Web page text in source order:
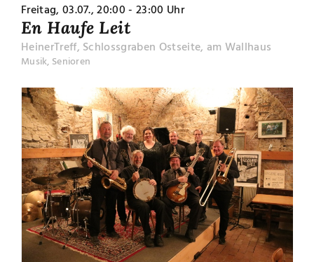
Freitag, 03.07., 20:00 - 23:00 Uhr
En Haufe Leit
HeinerTreff, Schlossgraben Ostseite, am Wallhaus
Musik, Senioren